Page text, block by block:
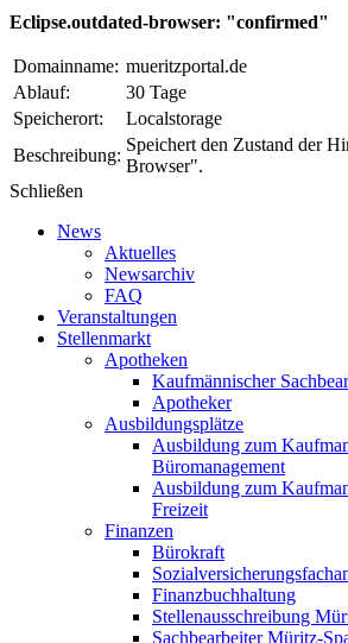
Eclipse.outdated-browser: "confirmed"
Domainname: mueritzportal.de
Ablauf:
30 Tage
Speicherort:
Localstorage
Beschreibung:
Speichert den Zustand der
Browser".
Schließen
News
Aktuelles
Newsarchiv
FAQ
Veranstaltungen
Stellenmarkt
Apotheken
Kaufmännischer
Apotheker
Ausbildungsplätze
Ausbildung zum
Büromanagement
Ausbildung zum
Freizeit
Finanzen
Bürokraft
Finanzbuchhaltung
Stellenausschreibung
Sachbearbeiter Müritz-